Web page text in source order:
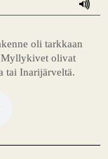
oli tarkkaan
Myllykivet olivat
tai Inarijärveltä.